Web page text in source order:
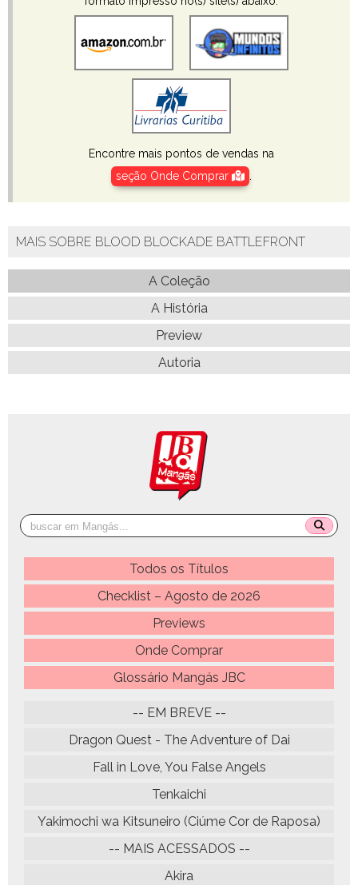
Encontre mais pontos de vendas na
seção Onde Comprar
.
MAIS SOBRE BLOOD BLOCKADE BATTLEFRONT
A Coleção
A História
Preview
Autoria
Todos os Títulos
Checklist – Agosto de 2026
Previews
Onde Comprar
Glossário Mangás JBC
-- EM BREVE --
Dragon Quest - The Adventure of Dai
Fall in Love, You False Angels
Tenkaichi
Yakimochi wa Kitsuneiro (Ciúme Cor de Raposa)
-- MAIS ACESSADOS --
Akira